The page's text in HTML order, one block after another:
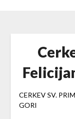
CERKEV SV.
GORI